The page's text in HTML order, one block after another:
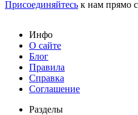
Присоединяйтесь к нам прямо
Инфо
О сайте
Блог
Правила
Справка
Соглашение
Разделы